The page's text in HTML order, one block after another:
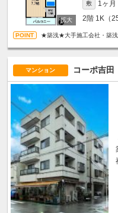
敷 1ヶ月
2階 1K（
★築浅★大手施工会社・築浅
マンション コーポ吉田